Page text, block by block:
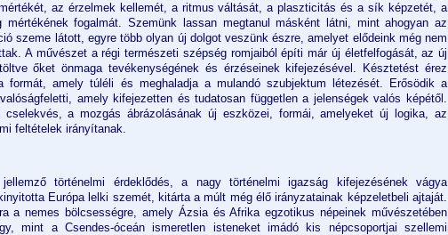
az érzelmek kellemét, a ritmus váltását, a plaszticitás és a sík képzetét, a
fogalmát. Szemünk lassan megtanul másként látni, mint ahogyan az
szeme látott, egyre több olyan új dolgot veszünk észre, amelyet elődeink még nem
A művészet a régi természeti szépség romjaiból építi már új életfelfogását, az új
őket önmaga tevékenységének és érzéseinek kifejezésével. Késztetést érez
formát, amely túléli és meghaladja a mulandó szubjektum létezését. Erősödik a
amely kifejezetten és tudatosan független a jelenségek valós képétől.
cselekvés, a mozgás ábrázolásának új eszközei, formái, amelyeket új logika, az
feltételek irányítanak.
történelmi érdeklődés, a nagy történelmi igazság kifejezésének vágya
Európa lelki szemét, kitárta a múlt még élő irányzatainak képzeletbeli ajtaját.
a nemes bölcsességre, amely Ázsia és Afrika egzotikus népeinek művészetében
mint a Csendes-óceán ismeretlen isteneket imádó kis népcsoportjai szellemi